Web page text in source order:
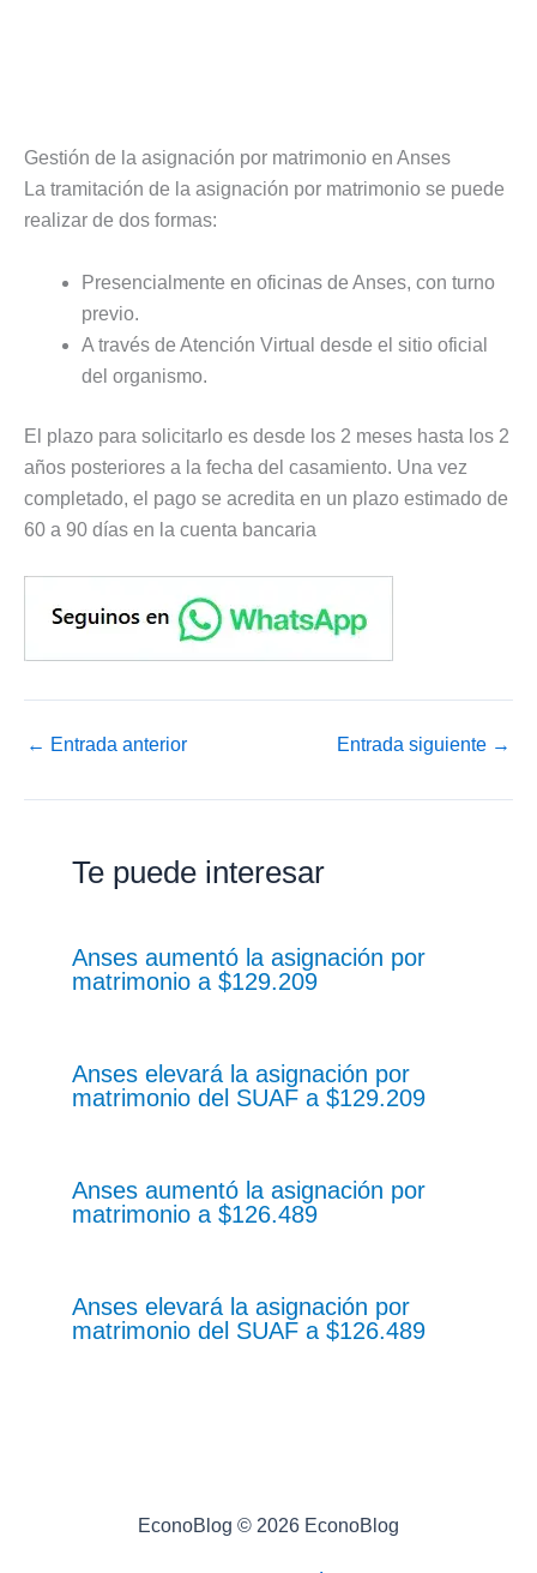
Gestión de la asignación por matrimonio en Anses
La tramitación de la asignación por matrimonio se puede
realizar de dos formas:
Presencialmente en oficinas de Anses, con turno
previo.
A través de Atención Virtual desde el sitio oficial
del organismo.
El plazo para solicitarlo es desde los 2 meses hasta los 2
años posteriores a la fecha del casamiento. Una vez
completado, el pago se acredita en un plazo estimado de
60 a 90 días en la cuenta bancaria
← Entrada anterior Entrada siguiente →
Te puede interesar
Anses aumentó la asignación por
matrimonio a $129.209
Anses elevará la asignación por
matrimonio del SUAF a $129.209
Anses aumentó la asignación por
matrimonio a $126.489
Anses elevará la asignación por
matrimonio del SUAF a $126.489
EconoBlog © 2026 EconoBlog